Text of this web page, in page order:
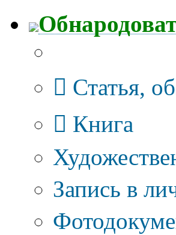
Статья,
Книга
Запись в